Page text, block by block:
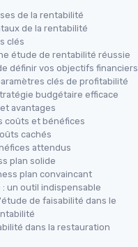
de la rentabilité
de la rentabilité
clés
étude de rentabilité réussie
définir vos objectifs financiers
clés de profitabilité
budgétaire efficace
avantages
coûts et bénéfices
cachés
attendus
plan solide
plan convaincant
un outil indispensable
de faisabilité dans le
dans la restauration